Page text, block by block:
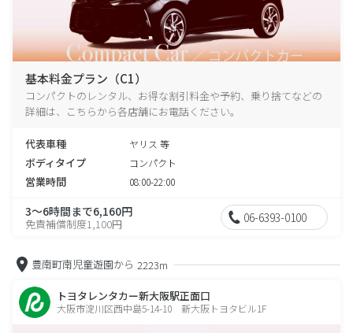
基本料金プラン（C1）
コンパクトのレンタル、お得な割引料金や予約、乗り捨てなどの
詳細は、こちらから各店舗にお電話ください。
代表車種 ヤリス 等
ボディタイプ コンパクト
営業時間 08:00-22:00
3～6時間まで6,160円
免責補償制度1,100円 06-6393-0100
豊南町南児童遊園から 2223m
トヨタレンタカー新大阪駅正面口
大阪市淀川区西中島5-14-10 新大阪トヨタビル1F